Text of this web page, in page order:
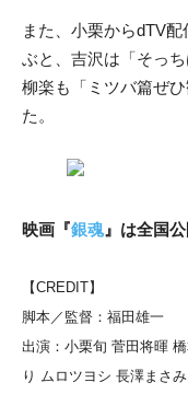
また、小栗からdTV
ぶと、吉沢は「そっ
柳楽も「ミツバ篇ぜ
た。
映画『銀魂』は全国
【CREDIT】
脚本／監督：福田雄一
出演：小栗旬 菅田将暉
り ムロツヨシ 長澤まさ